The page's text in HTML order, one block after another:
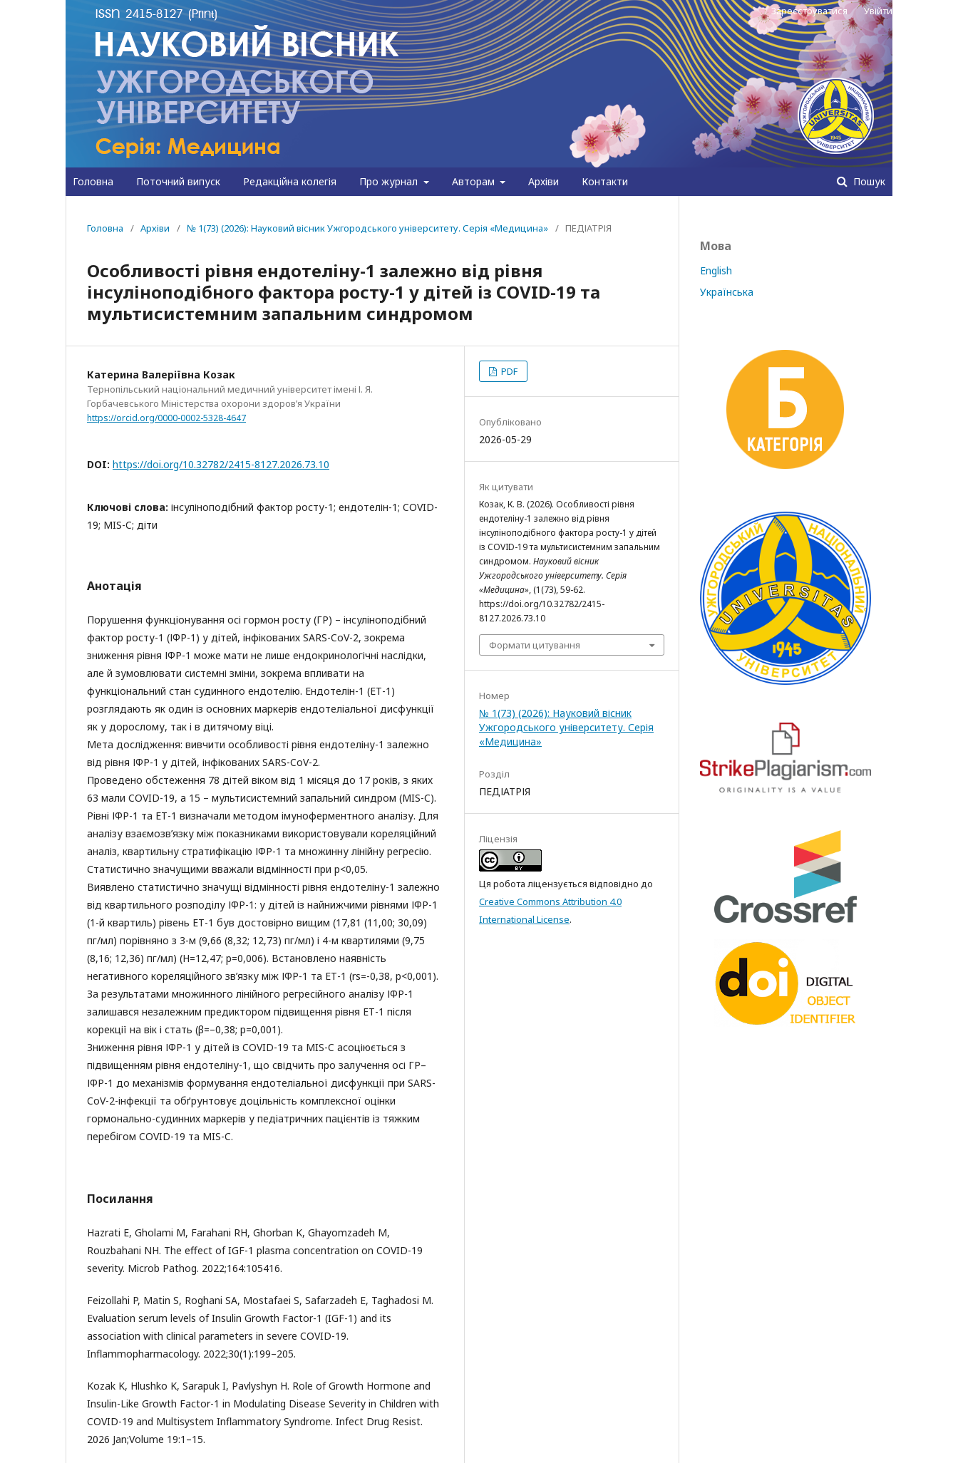
Головна Поточний випуск Редакційна колегія Про журнал Авторам Архіви Контакти Пошук
Зареєструватися Увійти
Головна / Архіви / № 1(73) (2026): Науковий вісник Ужгородського університету. Серія «Медицина» / ПЕДІАТРІЯ
Особливості рівня ендотеліну-1 залежно від рівня
інсуліноподібного фактора росту-1 у дітей із COVID-19 та
мультисистемним запальним синдромом
Катерина Валеріївна Козак
Тернопільський національний медичний університет імені І. Я.
Горбачевського Міністерства охорони здоров’я України
https://orcid.org/0000-0002-5328-4647
DOI: https://doi.org/10.32782/2415-8127.2026.73.10
Ключові слова: інсуліноподібний фактор росту-1; ендотелін-1; COVID-
19; MIS-C; діти
Анотація
Порушення функціонування осі гормон росту (ГР) – інсуліноподібний
фактор росту-1 (ІФР-1) у дітей, інфікованих SARS-CoV-2, зокрема
зниження рівня ІФР-1 може мати не лише ендокринологічні наслідки,
але й зумовлювати системні зміни, зокрема впливати на
функціональний стан судинного ендотелію. Ендотелін-1 (ЕТ-1)
розглядають як один із основних маркерів ендотеліальної дисфункції
як у дорослому, так і в дитячому віці.
Мета дослідження: вивчити особливості рівня ендотеліну-1 залежно
від рівня ІФР-1 у дітей, інфікованих SARS-CoV-2.
Проведено обстеження 78 дітей віком від 1 місяця до 17 років, з яких
63 мали COVID-19, а 15 – мультисистемний запальний синдром (MIS-C).
Рівні ІФР-1 та ЕТ-1 визначали методом імуноферментного аналізу. Для
аналізу взаємозв’язку між показниками використовували кореляційний
аналіз, квартильну стратифікацію ІФР-1 та множинну лінійну регресію.
Статистично значущими вважали відмінності при p<0,05.
Виявлено статистично значущі відмінності рівня ендотеліну-1 залежно
від квартильного розподілу ІФР-1: у дітей із найнижчими рівнями ІФР-1
(1-й квартиль) рівень ЕТ-1 був достовірно вищим (17,81 (11,00; 30,09)
пг/мл) порівняно з 3-м (9,66 (8,32; 12,73) пг/мл) і 4-м квартилями (9,75
(8,16; 12,36) пг/мл) (H=12,47; p=0,006). Встановлено наявність
негативного кореляційного зв’язку між ІФР-1 та ЕТ-1 (rs=-0,38, р<0,001).
За результатами множинного лінійного регресійного аналізу ІФР-1
залишався незалежним предиктором підвищення рівня ЕТ-1 після
корекції на вік і стать (β=–0,38; p=0,001).
Зниження рівня ІФР-1 у дітей із COVID-19 та MIS-C асоціюється з
підвищенням рівня ендотеліну-1, що свідчить про залучення осі ГР–
ІФР-1 до механізмів формування ендотеліальної дисфункції при SARS-
CoV-2-інфекції та обґрунтовує доцільність комплексної оцінки
гормонально-судинних маркерів у педіатричних пацієнтів із тяжким
перебігом COVID-19 та MIS-C.
Посилання
Hazrati E, Gholami M, Farahani RH, Ghorban K, Ghayomzadeh M,
Rouzbahani NH. The effect of IGF-1 plasma concentration on COVID-19
severity. Microb Pathog. 2022;164:105416.
Feizollahi P, Matin S, Roghani SA, Mostafaei S, Safarzadeh E, Taghadosi M.
Evaluation serum levels of Insulin Growth Factor-1 (IGF-1) and its
association with clinical parameters in severe COVID-19.
Inflammopharmacology. 2022;30(1):199–205.
Kozak K, Hlushko K, Sarapuk I, Pavlyshyn H. Role of Growth Hormone and
Insulin-Like Growth Factor-1 in Modulating Disease Severity in Children with
COVID-19 and Multisystem Inflammatory Syndrome. Infect Drug Resist.
2026 Jan;Volume 19:1–15.
PDF
Опубліковано
2026-05-29
Як цитувати
Козак, К. В. (2026). Особливості рівня
ендотеліну-1 залежно від рівня
інсуліноподібного фактора росту-1 у дітей
із COVID-19 та мультисистемним запальним
синдромом. Науковий вісник
Ужгородського університету. Серія
«Медицина», (1(73), 59-62.
https://doi.org/10.32782/2415-
8127.2026.73.10
Формати цитування
Номер
№ 1(73) (2026): Науковий вісник
Ужгородського університету. Серія
«Медицина»
Розділ
ПЕДІАТРІЯ
Ліцензія
Ця робота ліцензується відповідно до
Creative Commons Attribution 4.0
International License.
Мова
English
Українська